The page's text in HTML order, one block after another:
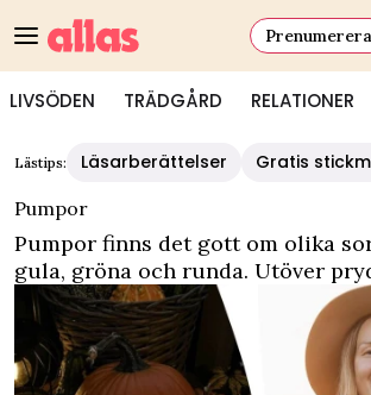
LIVSÖDEN TRÄDGÅRD RELATIONER
Prenumerera
Lästips: Läsarberättelser Gratis
Pumpor
Pumpor finns det gott om olika
gula, gröna och runda. Utöver
halloween finns det flera olika
användningsområden för
också många goda recept på rätter
med pumpa.